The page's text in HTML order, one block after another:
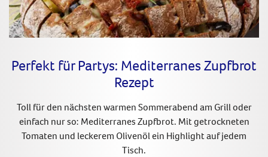
Perfekt für Partys: Mediterranes Zupfbrot
Rezept
Toll für den nächsten warmen Sommerabend am Grill oder
einfach nur so: Mediterranes Zupfbrot. Mit getrockneten
Tomaten und leckerem Olivenöl ein Highlight auf jedem
Tisch.